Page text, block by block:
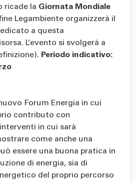
ricade la Giornata Mondiale
Legambiente organizzerà il
a questa
L’evento si svolgerà a
Periodo indicativo:
Forum Energia in cui
contributo con
in cui sarà
come anche una
essere una buona pratica in
di energia, sia di
del proprio percorso